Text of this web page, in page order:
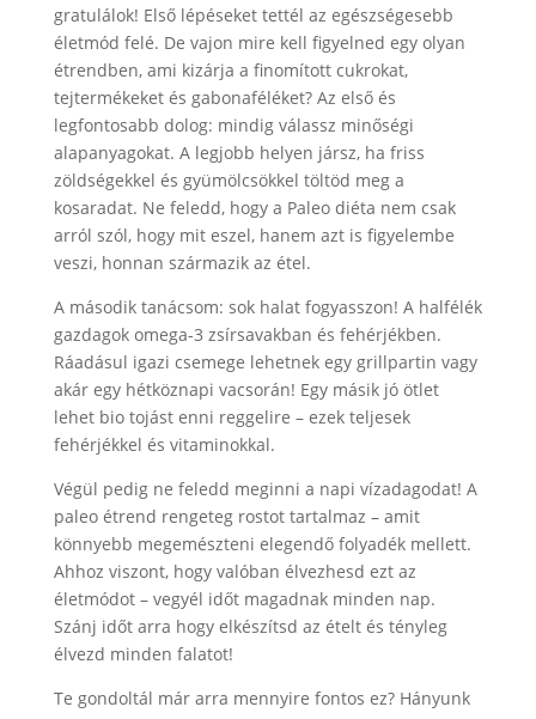
gratulálok! Első lépéseket tettél az egészségesebb
életmód felé. De vajon mire kell figyelned egy olyan
étrendben, ami kizárja a finomított cukrokat,
tejtermékeket és gabonaféléket? Az első és
legfontosabb dolog: mindig válassz minőségi
alapanyagokat. A legjobb helyen jársz, ha friss
zöldségekkel és gyümölcsökkel töltöd meg a
kosaradat. Ne feledd, hogy a Paleo diéta nem csak
arról szól, hogy mit eszel, hanem azt is figyelembe
veszi, honnan származik az étel.
A második tanácsom: sok halat fogyasszon! A halfélék
gazdagok omega-3 zsírsavakban és fehérjékben.
Ráadásul igazi csemege lehetnek egy grillpartin vagy
akár egy hétköznapi vacsorán! Egy másik jó ötlet
lehet bio tojást enni reggelire – ezek teljesek
fehérjékkel és vitaminokkal.
Végül pedig ne feledd meginni a napi vízadagodat! A
paleo étrend rengeteg rostot tartalmaz – amit
könnyebb megemészteni elegendő folyadék mellett.
Ahhoz viszont, hogy valóban élvezhesd ezt az
életmódot – vegyél időt magadnak minden nap.
Szánj időt arra hogy elkészítsd az ételt és tényleg
élvezd minden falatot!
Te gondoltál már arra mennyire fontos ez? Hányunk